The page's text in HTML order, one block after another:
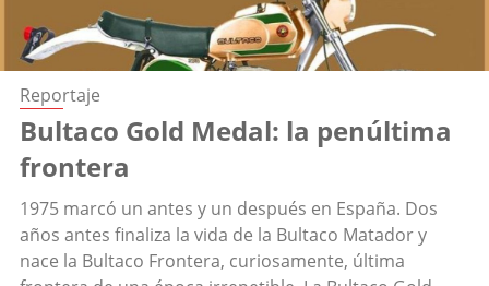
Reportaje
Bultaco Gold Medal: la penúltima
frontera
1975 marcó un antes y un después en España. Dos
años antes finaliza la vida de la Bultaco Matador y
nace la Bultaco Frontera, curiosamente, última